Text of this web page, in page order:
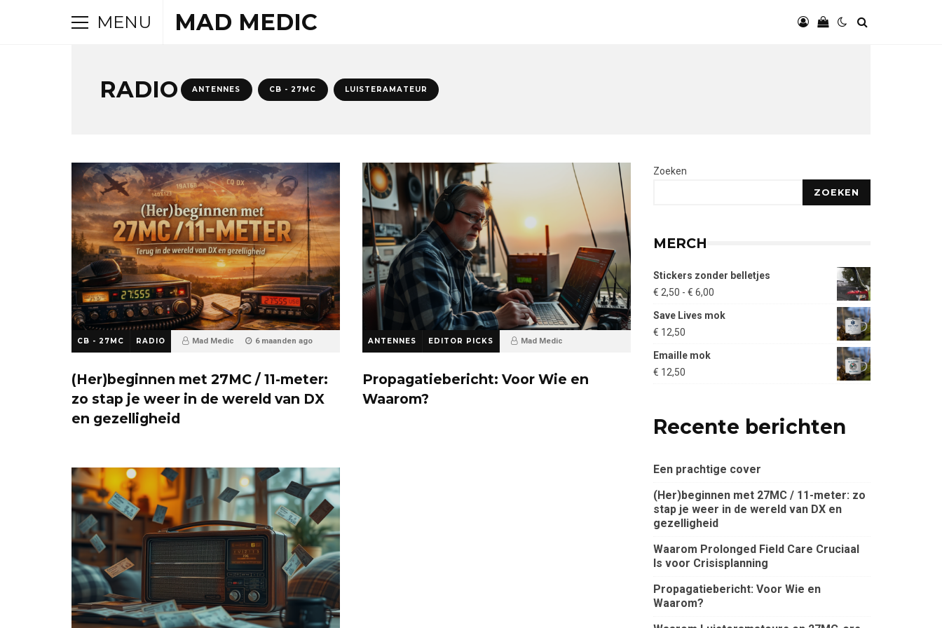
MENU MAD MEDIC
RADIO ANTENNES CB - 27MC LUISTERAMATEUR
CB - 27MC RADIO Mad Medic 6 maanden ago
(Her)beginnen met 27MC / 11-meter:
zo stap je weer in de wereld van DX
en gezelligheid
ANTENNES EDITOR PICKS Mad Medic
Propagatiebericht: Voor Wie en
Waarom?
Zoeken
ZOEKEN
MERCH
Stickers zonder belletjes
€ 2,50 - € 6,00
Save Lives mok
€ 12,50
Emaille mok
€ 12,50
Recente berichten
Een prachtige cover
(Her)beginnen met 27MC / 11-meter: zo
stap je weer in de wereld van DX en
gezelligheid
Waarom Prolonged Field Care Cruciaal
Is voor Crisisplanning
Propagatiebericht: Voor Wie en
Waarom?